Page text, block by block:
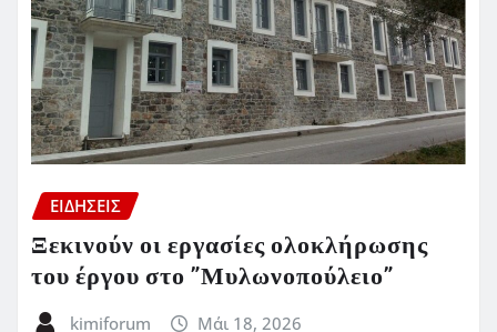
ΕΙΔΗΣΕΙΣ
Ξεκινούν οι εργασίες ολοκλήρωσης
του έργου στο ”Μυλωνοπούλειο”
kimiforum Μάι 18, 2026